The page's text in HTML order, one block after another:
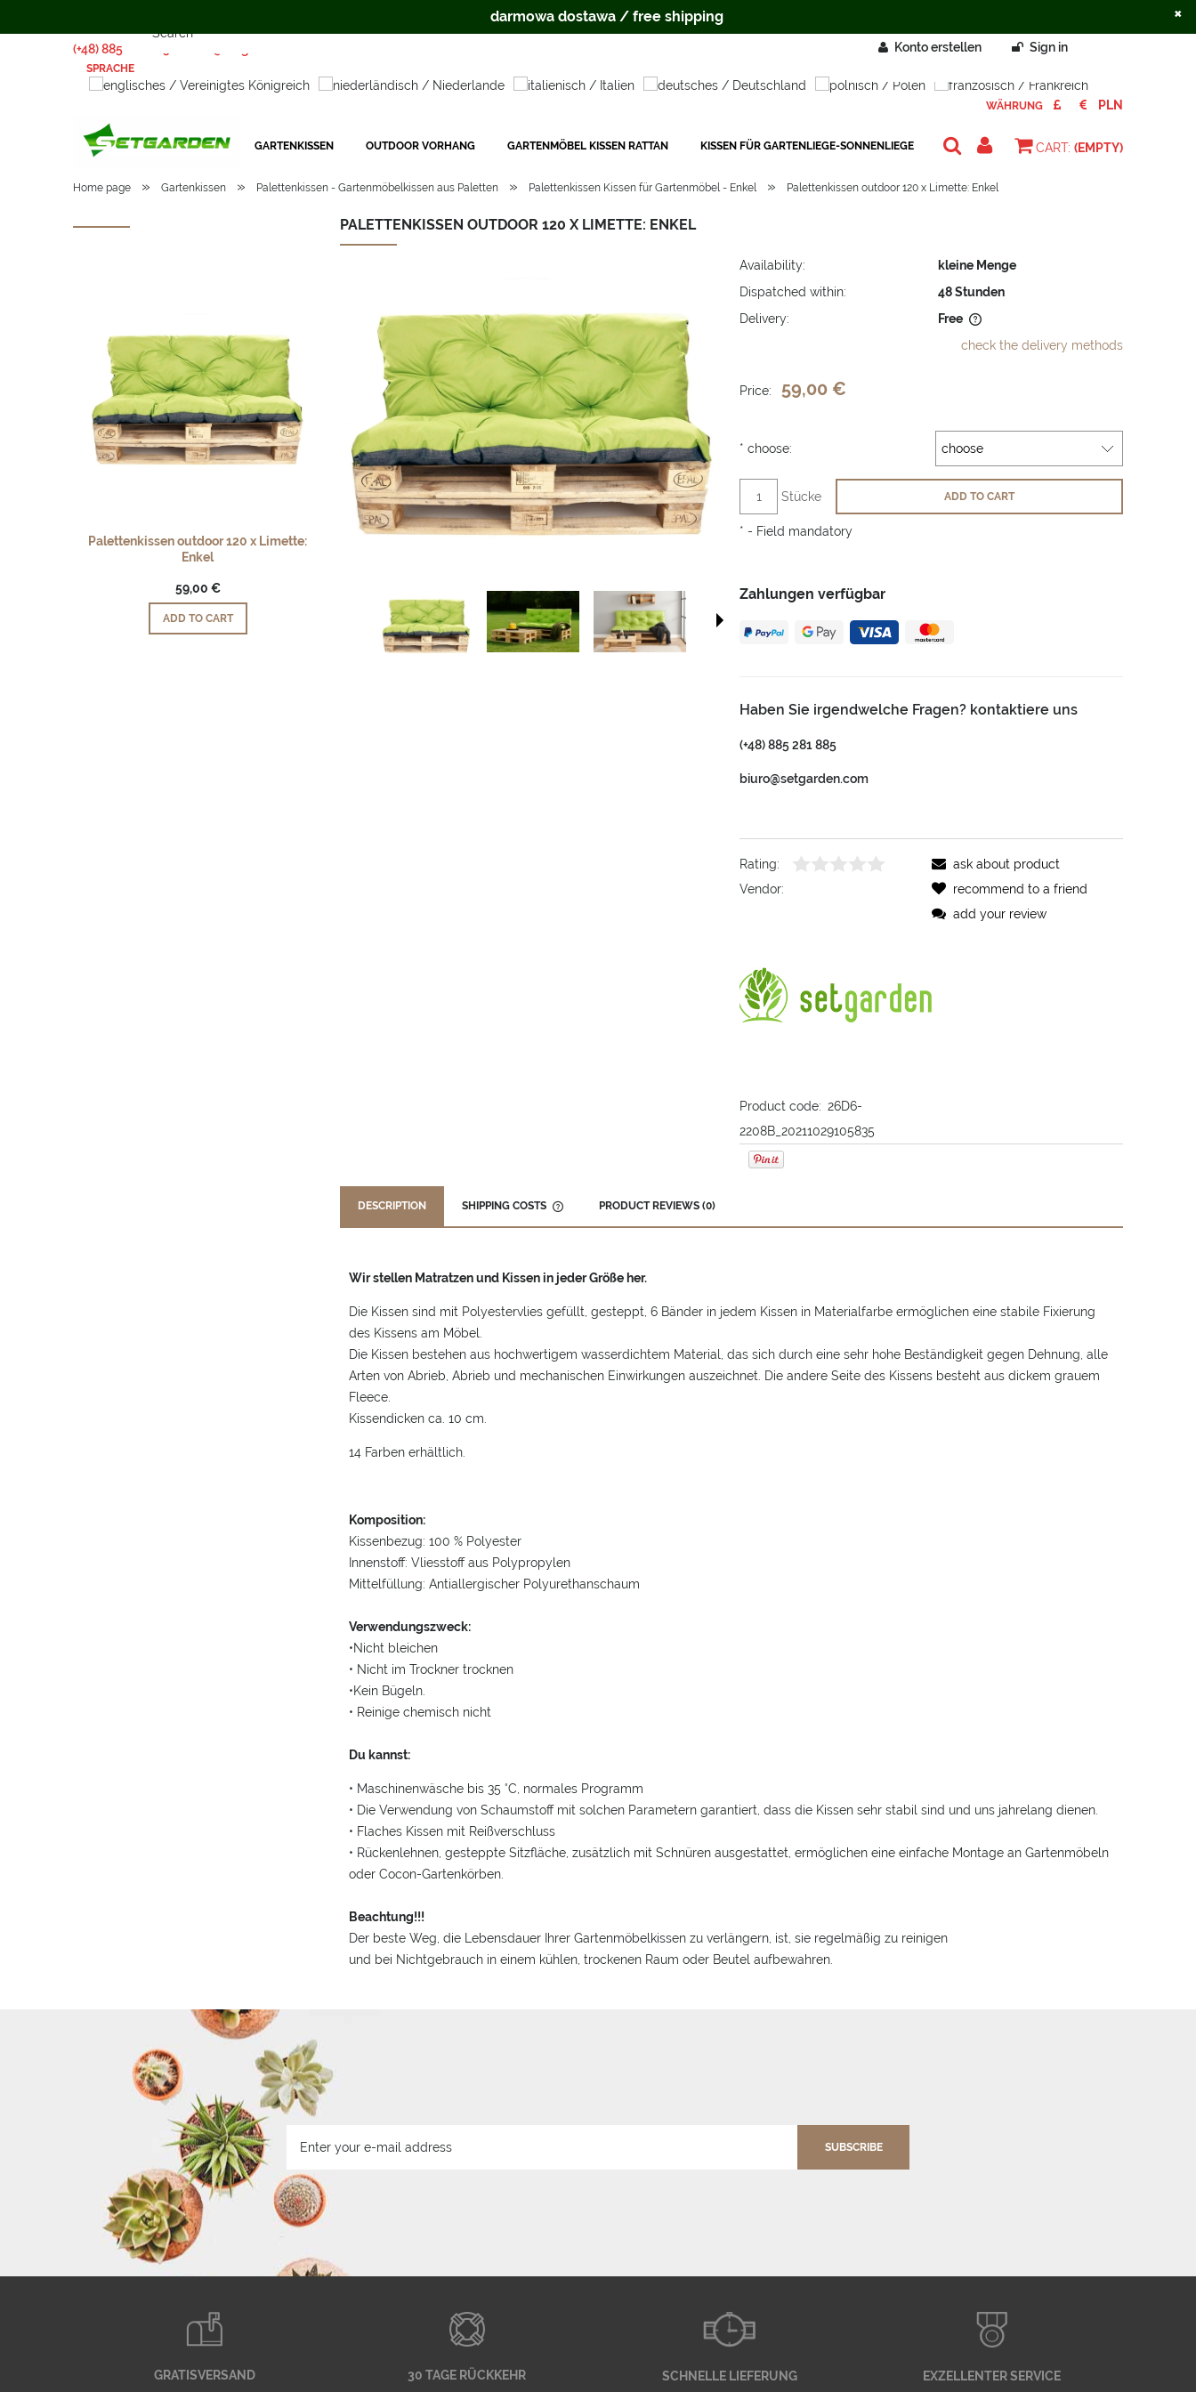
(+48) 885 281 885
SPRACHE
WÄHRUNG
CART: (EMPTY)
Konto erstellen Sign in
GARTENKISSEN OUTDOOR VORHANG GARTENMÖBEL KISSEN RATTAN KISSEN FÜR GARTENLIEGE-SONNENLIEGE
Home page » Gartenkissen » Palettenkissen - Gartenmöbelkissen aus Paletten » Palettenkissen Kissen für Gartenmöbel - Enkel » Palettenkissen outdoor 120 x Limette: Enkel
Palettenkissen outdoor 120 x Limette:
Enkel
59,00 €
ADD TO CART
PALETTENKISSEN OUTDOOR 120 X LIMETTE: ENKEL
Availability:
kleine Menge
Dispatched within:
48 Stunden
Delivery:
Free
check the delivery methods
Zahlungen verfügbar
Haben Sie irgendwelche Fragen? kontaktiere uns
(+48) 885 281 885
biuro@setgarden.com
Price: 59,00 €
* choose:
Stücke ADD TO CART
* - Field mandatory
Rating:
Vendor:
Product code: 26D6-
2208B_20211029105835
ask about product
recommend to a friend
add your review
DESCRIPTION SHIPPING COSTS
POSSIBLE PAYMENT COSTS
PRODUCT REVIEWS (0)
Wir stellen Matratzen und Kissen in jeder Größe her.
Die Kissen sind mit Polyestervlies gefüllt, gesteppt, 6 Bänder in jedem Kissen in Materialfarbe ermöglichen eine stabile Fixierung
des Kissens am Möbel.
Die Kissen bestehen aus hochwertigem wasserdichtem Material, das sich durch eine sehr hohe Beständigkeit gegen Dehnung, alle
Arten von Abrieb, Abrieb und mechanischen Einwirkungen auszeichnet. Die andere Seite des Kissens besteht aus dickem grauem
Fleece.
Kissendicken ca. 10 cm.
14 Farben erhältlich.
Komposition:
Kissenbezug: 100 % Polyester
Innenstoff: Vliesstoff aus Polypropylen
Mittelfüllung: Antiallergischer Polyurethanschaum
Verwendungszweck:
•Nicht bleichen
• Nicht im Trockner trocknen
•Kein Bügeln.
• Reinige chemisch nicht
Du kannst:
• Maschinenwäsche bis 35 °C, normales Programm
• Die Verwendung von Schaumstoff mit solchen Parametern garantiert, dass die Kissen sehr stabil sind und uns jahrelang dienen.
• Flaches Kissen mit Reißverschluss
• Rückenlehnen, gesteppte Sitzfläche, zusätzlich mit Schnüren ausgestattet, ermöglichen eine einfache Montage an Gartenmöbeln
oder Cocon-Gartenkörben.
Beachtung!!!
Der beste Weg, die Lebensdauer Ihrer Gartenmöbelkissen zu verlängern, ist, sie regelmäßig zu reinigen
und bei Nichtgebrauch in einem kühlen, trockenen Raum oder Beutel aufbewahren.
SUBSCRIBE
GRATISVERSAND 30 TAGE RÜCKKEHR SCHNELLE LIEFERUNG EXZELLENTER SERVICE
darmowa dostawa / free shipping ×